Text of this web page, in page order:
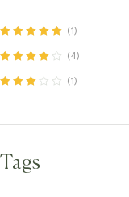
(1)
5
(4)
(1)
Tags